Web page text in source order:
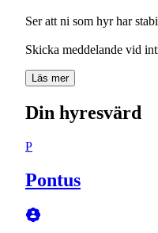
Ser att ni som hyr har
Skicka meddelande vid
Läs mer
Din hyresvärd
P
Pontus